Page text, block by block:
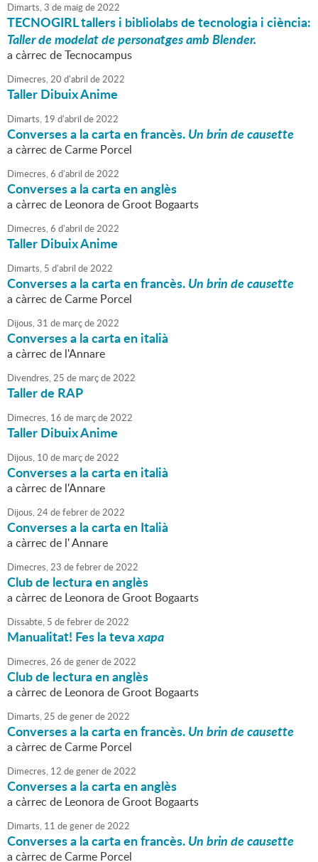
Dimarts,3 de maigde2022
TECNOGIRL tallers i bibliolabs de tecnologia i ciència:
Taller de modelat de personatges amb Blender.
a càrrec de Tecnocampus
Dimecres,20 d'abril de2022
Taller Dibuix Anime
Dimarts, 19 d'abril de2022
Converses a la carta en francès.Un brin de causette
a càrrec de Carme Porcel
Dimecres,6 d'abril de2022
Converses a la carta en anglès
a càrrec de Leonora de Groot Bogaarts
Dimecres,6 d'abril de2022
Taller Dibuix Anime
Dimarts, 5 d'abril de2022
Converses a la carta en francès.Un brin de causette
a càrrec de Carme Porcel
Dijous,31 de marçde2022
Converses a la carta en italià
a càrrec de l'Annare
Divendres,25 de marçde2022
Taller de RAP
Dimecres, 16 de marçde2022
Taller Dibuix Anime
Dijous, 10 de marçde2022
Converses a la carta en italià
a càrrec de l'Annare
Dijous,24defebrerde2022
Converses a la carta en Italià
a càrrec de l' Annare
Dimecres,23 defebrerde2022
Club de lectura en anglès
a càrrec de Leonora de Groot Bogaarts
Dissabte, 5 defebrerde2022
Manualitat! Fes la tevaxapa
Dimecres,26 degenerde2022
Club de lectura en anglès
a càrrec de Leonora de Groot Bogaarts
Dimarts,25 degenerde2022
Converses a la carta en francès.Un brin de causette
a càrrec de Carme Porcel
Dimecres, 12 degenerde2022
Converses a la carta en anglès
a càrrec de Leonora de Groot Bogaarts
Dimarts, 11 degenerde2022
Converses a la carta en francès.Un brin de causette
a càrrec de Carme Porcel